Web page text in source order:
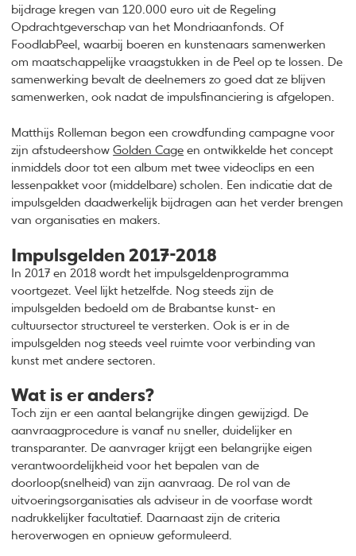
bijdrage kregen van 120.000 euro uit de Regeling
Opdrachtgeverschap van het Mondriaanfonds. Of
FoodlabPeel, waarbij boeren en kunstenaars samenwerken
om maatschappelijke vraagstukken in de Peel op te lossen. De
samenwerking bevalt de deelnemers zo goed dat ze blijven
samenwerken, ook nadat de impulsfinanciering is afgelopen.
Matthijs Rolleman begon een crowdfunding campagne voor
zijn afstudeershowGolden Cage en ontwikkelde het concept
inmiddels door tot een album met twee videoclips en een
lessenpakket voor (middelbare) scholen. Een indicatie dat de
impulsgelden daadwerkelijk bijdragen aan het verder brengen
van organisaties en makers.
Impulsgelden 2017-2018
In 2017 en 2018 wordt het impulsgeldenprogramma
voortgezet. Veel lijkt hetzelfde. Nog steeds zijn de
impulsgelden bedoeld om de Brabantse kunst- en
cultuursector structureel te versterken. Ook is er in de
impulsgelden nog steeds veel ruimte voor verbinding van
kunst met andere sectoren.
Wat is er anders?
Toch zijn er een aantal belangrijke dingen gewijzigd. De
aanvraagprocedure is vanaf nu sneller, duidelijker en
transparanter. De aanvrager krijgt een belangrijke eigen
verantwoordelijkheid voor het bepalen van de
doorloop(snelheid) van zijn aanvraag. De rol van de
uitvoeringsorganisaties als adviseur in de voorfase wordt
nadrukkelijker facultatief. Daarnaast zijn de criteria
heroverwogen en opnieuw geformuleerd.